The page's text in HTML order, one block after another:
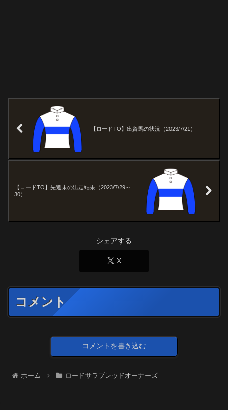
【ロードTO】出資馬の状況（2023/7/21）
【ロードTO】先週末の出走結果（2023/7/29～
30）
シェアする
X
コメント
コメントを書き込む
ホーム ロードサラブレッドオーナーズ